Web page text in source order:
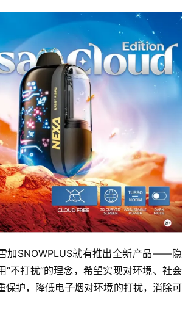
加SNOWPLUS就有推出全新产品——隐
“不打扰”的理念，希望实现对环境、社会
保护，降低电子烟对环境的打扰，消除可